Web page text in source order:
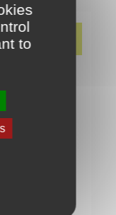
des
partie
par un
de
de
de ces
to